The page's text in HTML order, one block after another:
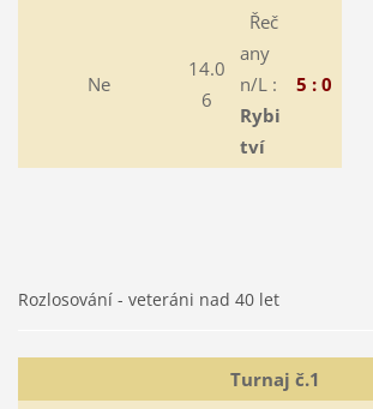
Ne
14.0
6
Řeč
any
n/L :
Rybi
tví
5 : 0
Rozlosování - veteráni nad 40 let
Turnaj č.1